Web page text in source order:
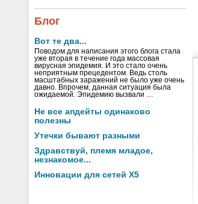
Блог
Вот те два...
Поводом для написания этого блога стала
уже вторая в течение года массовая
вирусная эпидемия. И это стало очень
неприятным прецедентом. Ведь столь
масштабных заражений не было уже очень
давно. Впрочем, данная ситуация была
ожидаемой. Эпидемию вызвали …
Не все апдейты одинаково
полезны
Утечки бывают разными
Здравствуй, племя младое,
незнакомое...
Инновации для сетей X5